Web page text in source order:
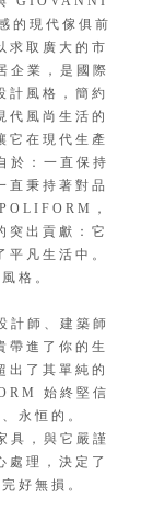
的現代傢俱前
求取廣大的市
企業，是國際
計風格，簡約
代風尚生活的
它在現代生產
於：一直保持
直秉持著對品
，
突出貢獻：它
平凡生活中。
格。
計師、建築師
帶進了你的生
出了其單純的
始終堅信
永恒的。
具，與它嚴謹
處理，決定了
好無損。